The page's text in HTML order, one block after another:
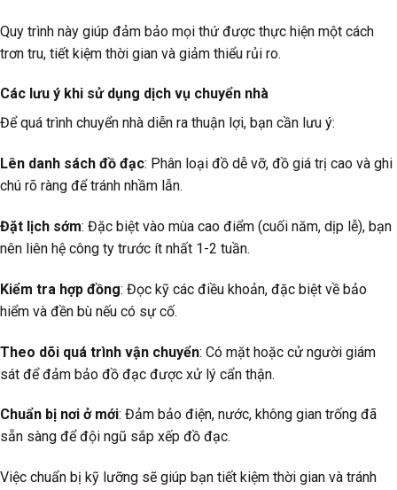
Quy trình này giúp đảm bảo mọi thứ được thực hiện một cách
trơn tru, tiết kiệm thời gian và giảm thiểu rủi ro.
Các lưu ý khi sử dụng dịch vụ chuyển nhà
Để quá trình chuyển nhà diễn ra thuận lợi, bạn cần lưu ý:
Lên danh sách đồ đạc: Phân loại đồ dễ vỡ, đồ giá trị cao và ghi
chú rõ ràng để tránh nhầm lẫn.
Đặt lịch sớm: Đặc biệt vào mùa cao điểm (cuối năm, dịp lễ), bạn
nên liên hệ công ty trước ít nhất 1-2 tuần.
Kiểm tra hợp đồng: Đọc kỹ các điều khoản, đặc biệt về bảo
hiểm và đền bù nếu có sự cố.
Theo dõi quá trình vận chuyển: Có mặt hoặc cử người giám
sát để đảm bảo đồ đạc được xử lý cẩn thận.
Chuẩn bị nơi ở mới: Đảm bảo điện, nước, không gian trống đã
sẵn sàng để đội ngũ sắp xếp đồ đạc.
Việc chuẩn bị kỹ lưỡng sẽ giúp bạn tiết kiệm thời gian và tránh